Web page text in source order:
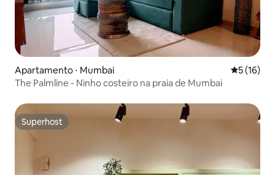
Apartamento ⋅ Mumbai 5 de uma
5 (16)
The Palmline - Ninho costeiro na praia de Mumbai
Superhost
Superhost